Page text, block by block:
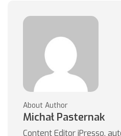
About Author
Michał Pasternak
Content Editor iPresso,